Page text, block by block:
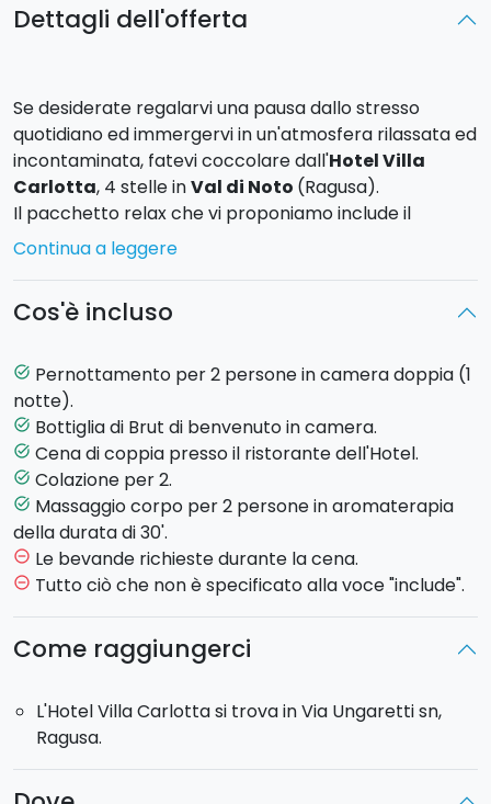
Dettagli dell'offerta
Se desiderate regalarvi una pausa dallo stresso
quotidiano ed immergervi in un'atmosfera rilassata ed
incontaminata, fatevi coccolare dall'Hotel Villa
Carlotta, 4 stelle inVal di Noto (Ragusa).
Il pacchetto relax che vi proponiamo include il
pernottamentoin camera matrimoniale, una
bottiglia di benvenuto
massaggio corpo
di 30'.
Ciliegina sulla torta, inclusa nell'offerta, una magnifica
cena a lume di candeladi coppia presso il
ristorantedell'HotelLa Fenice, che vanta1 Stella
Michelin. Un'occasione romantica per godere della
tradizione gastronomica del Val di Noto dove i piatti,
sotto la regia dello Chef Claudio Ruta, saranno
accompagnati da pregiate etichette vinicole. La
mattina successiva, ad attendervi una ricca colazione
vostro soggiorno.
Durante il soggiorno, durante la stagione estiva,
Un'occasione unica per dedicarvi al vostrobenessere
ed aisapori gourmet
Continua a leggere
Cos'è incluso
task_alt Pernottamento per 2 persone in camera doppia (1
notte).
task_alt Bottiglia di Brut di benvenuto in camera.
task_alt Cena di coppia presso il ristorante dell'Hotel.
task_alt Colazione per 2.
task_alt Massaggio corpo per 2 persone in aromaterapia
della durata di 30'.
remove_circle_outline Le bevande richieste durante la cena.
remove_circle_outline Tutto ciò che non è specificato alla voce "include".
Come raggiungerci
L'Hotel Villa Carlotta si trova in Via Ungaretti sn,
Ragusa.